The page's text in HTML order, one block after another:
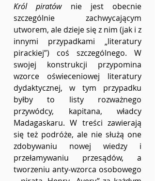
Król piratów nie jest obecnie
szczególnie zachwycającym
utworem, ale dzieje się z nim (jak i z
innymi przypadkami „literatury
pirackiej”) coś szczególnego. W
swojej konstrukcji przypomina
wzorce oświeceniowej literatury
dydaktycznej, w tym przypadku
byłby to listy rozważnego
przywódcy, kapitana, władcy
Madagaskaru. W treści zawierają
się też podróże, ale nie służą one
zdobywaniu nowej wiedzy i
przełamywaniu przesądów, a
tworzeniu anty-wzorca osobowego